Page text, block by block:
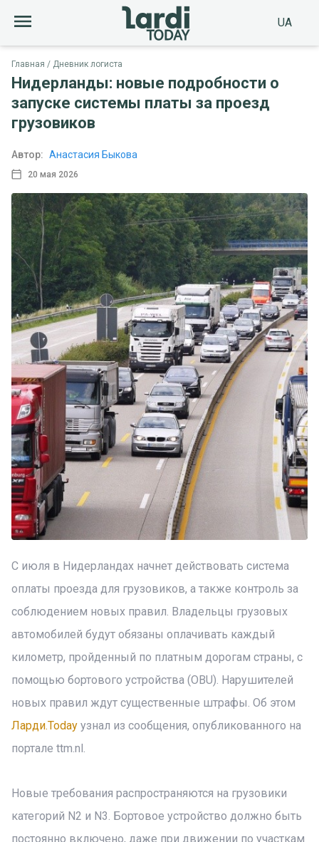
UA
Главная Дневник логиста
Нидерланды: новые подробности о
запуске системы платы за проезд
грузовиков
20 мая 2026
Автор: Анастасия Быкова
С июля в Нидерландах начнет действовать система
оплаты проезда для грузовиков, а также контроль за
соблюдением новых правил. Владельцы грузовых
автомобилей будут обязаны оплачивать каждый
километр, пройденный по платным дорогам страны, с
помощью бортового устройства (OBU). Нарушителей
новых правил ждут существенные штрафы. Об этом
Ларди.Today узнал из сообщения, опубликованного на
портале ttm.nl.
Новые требования распространяются на грузовики
категорий N2 и N3. Бортовое устройство должно быть
постоянно включено, даже при движении по участкам